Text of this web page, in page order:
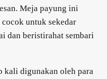
Meja payung ini
untuk sekedar
dan beristirahat sembari
kali digunakan oleh para